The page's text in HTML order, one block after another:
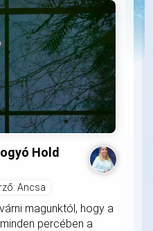
Hold
Ancsa
magunktól, hogy a
percében a